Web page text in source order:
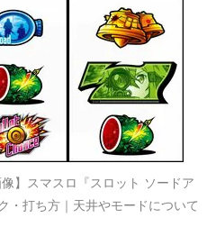
像】スマスロ『スロット ソードア
・打ち方｜天井やモードについて